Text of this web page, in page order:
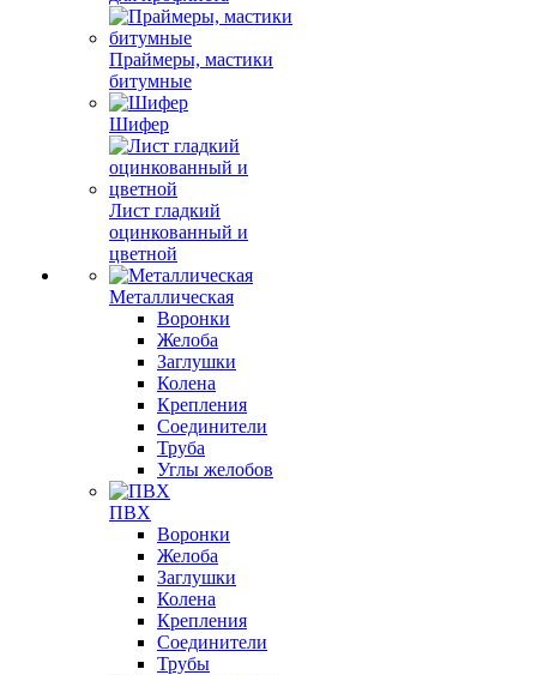
Праймеры, мастики
битумные
Шифер
Лист гладкий
оцинкованный и
цветной
Металлическая
Воронки
Желоба
Заглушки
Колена
Крепления
Соединители
Труба
Углы желобов
ПВХ
Воронки
Желоба
Заглушки
Колена
Крепления
Соединители
Трубы